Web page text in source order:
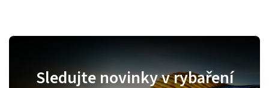
Sledujte novinky v rybaření